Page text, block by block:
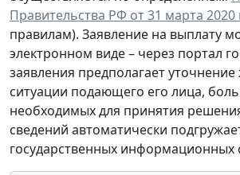
Правительства РФ от 31 марта 2020
правилам). Заявление на выплату
электронном виде – через портал
заявления предполагает
ситуации подающего его лица,
необходимых для принятия
сведений автоматически
государственных информационных